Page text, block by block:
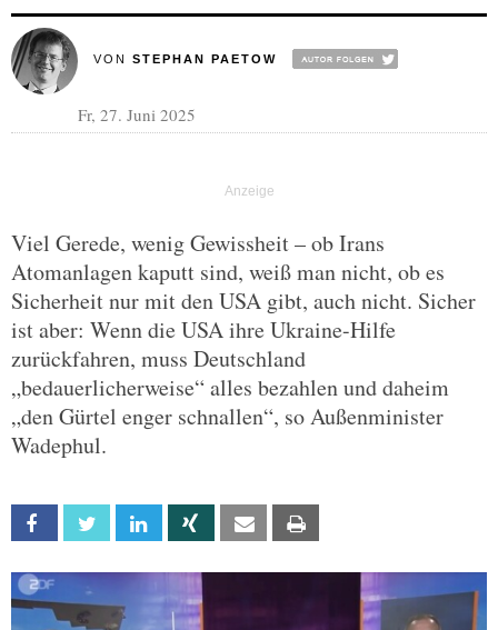
VON STEPHAN PAETOW
Fr, 27. Juni 2025
Viel Gerede, wenig Gewissheit – ob Irans
Atomanlagen kaputt sind, weiß man nicht, ob es
Sicherheit nur mit den USA gibt, auch nicht. Sicher
ist aber: Wenn die USA ihre Ukraine-Hilfe
zurückfahren, muss Deutschland
„bedauerlicherweise“ alles bezahlen und daheim
„den Gürtel enger schnallen“, so Außenminister
Wadephul.
Facebook Twitter Linkedin Xing Email